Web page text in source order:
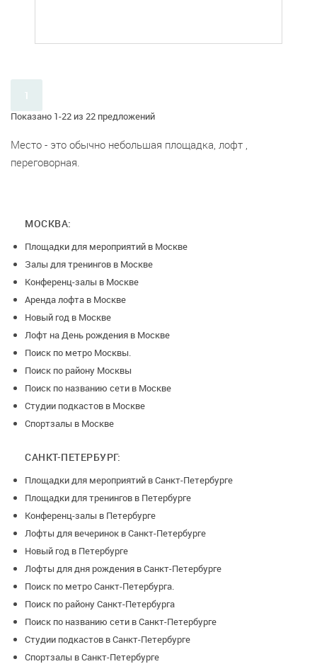
Показано 1-22 из 22 предложений
1
Место - это обычно небольшая площадка, лофт ,
переговорная.
МОСКВА:
Площадки для мероприятий в Москве
Залы для тренингов в Москве
Конференц-залы в Москве
Аренда лофта в Москве
Новый год в Москве
Лофт на День рождения в Москве
Поиск по метро Москвы.
Поиск по району Москвы
Поиск по названию сети в Москве
Студии подкастов в Москве
Спортзалы в Москве
САНКТ-ПЕТЕРБУРГ:
Площадки для мероприятий в Санкт-Петербурге
Площадки для тренингов в Петербурге
Конференц-залы в Петербурге
Лофты для вечеринок в Санкт-Петербурге
Новый год в Петербурге
Лофты для дня рождения в Санкт-Петербурге
Поиск по метро Санкт-Петербурга.
Поиск по району Санкт-Петербурга
Поиск по названию сети в Санкт-Петербурге
Студии подкастов в Санкт-Петербурге
Спортзалы в Санкт-Петербурге